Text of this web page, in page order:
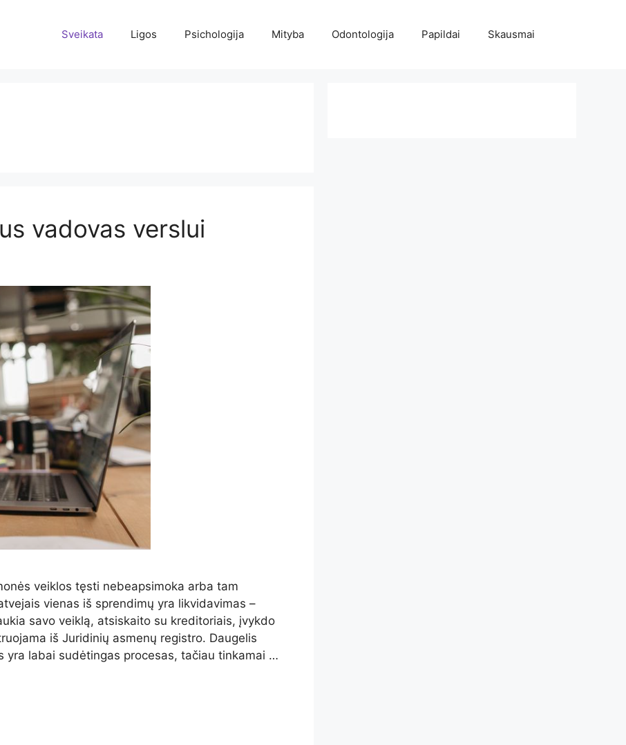
Sveikata Ligos Psichologija Mityba Odontologija Papildai Skausmai
vadovas verslui
veiklos tęsti nebeapsimoka arba tam
vienas iš sprendimų yra likvidavimas –
savo veiklą, atsiskaito su kreditoriais, įvykdo
iš Juridinių asmenų registro. Daugelis
yra labai sudėtingas procesas, tačiau tinkamai …